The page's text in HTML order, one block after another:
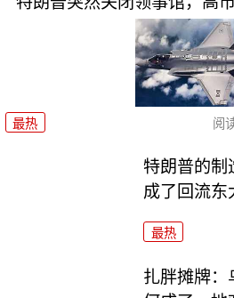
最热 阅
特朗普的制
成了回流东
最热
扎胖摊牌：